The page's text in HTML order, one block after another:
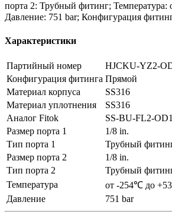
порта 2: Трубный фитинг;
Давление: 751 bar; Конфигурация
Характеристики
Партийный номер
HJCKU-YZ2-
Конфигурация фитинга Прямой
Материал корпуса
SS316
Материал уплотнения
SS316
Аналог Fitok
SS-BU-FL2-
Размер порта 1
1/8 in.
Тип порта 1
Трубный
Размер порта 2
1/8 in.
Тип порта 2
Трубный
Температура
от -254℃ до
Давление
751 bar